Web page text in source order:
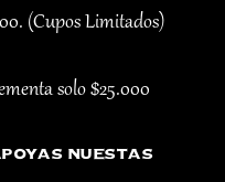
(Cupos Limitados)
solo $25.000
nuestas